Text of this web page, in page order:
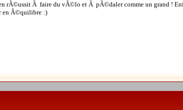
rÃ©ussit Ã faire du vÃ©lo et Ã pÃ©daler comme un grand !
en Ã©quilibre :)